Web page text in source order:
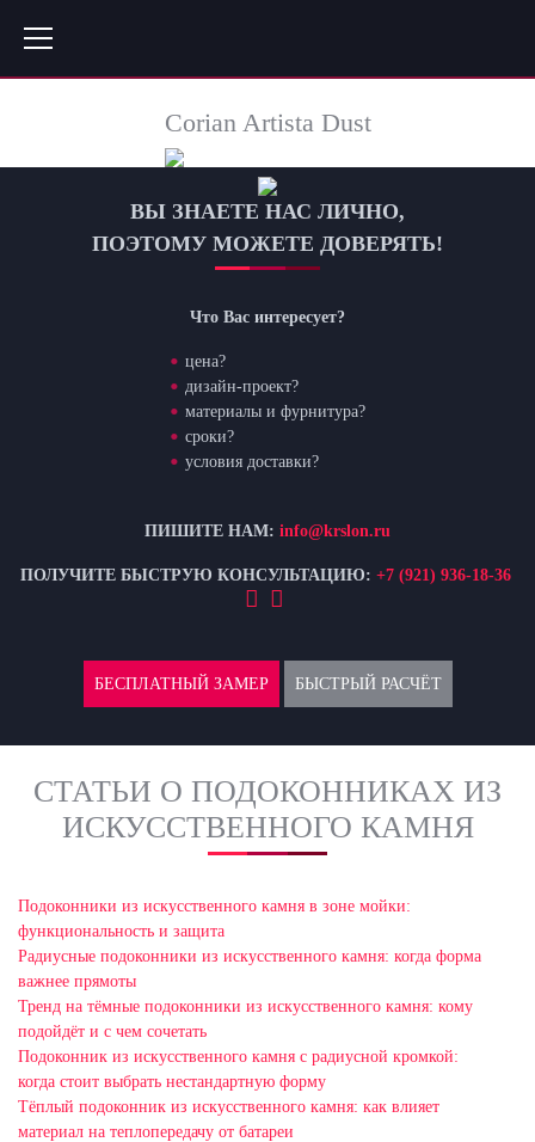
Corian Artista Dust
ВЫ ЗНАЕТЕ НАС ЛИЧНО,
ПОЭТОМУ МОЖЕТЕ ДОВЕРЯТЬ!
Что Вас интересует?
цена?
дизайн-проект?
материалы и фурнитура?
сроки?
условия доставки?
ПИШИТЕ НАМ: info@krslon.ru
ПОЛУЧИТЕ БЫСТРУЮ КОНСУЛЬТАЦИЮ: +7 (921) 936-18-36
БЕСПЛАТНЫЙ ЗАМЕР БЫСТРЫЙ РАСЧЁТ
СТАТЬИ О ПОДОКОННИКАХ ИЗ
ИСКУССТВЕННОГО КАМНЯ
Подоконники из искусственного камня в зоне мойки:
функциональность и защита
Радиусные подоконники из искусственного камня: когда форма
важнее прямоты
Тренд на тёмные подоконники из искусственного камня: кому
подойдёт и с чем сочетать
Подоконник из искусственного камня с радиусной кромкой:
когда стоит выбрать нестандартную форму
Тёплый подоконник из искусственного камня: как влияет
материал на теплопередачу от батареи